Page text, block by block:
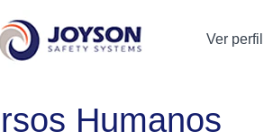
Ver perfil
Humanos